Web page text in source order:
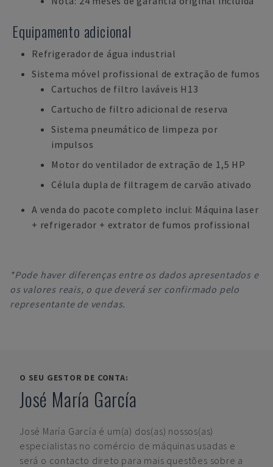
Equipamento adicional
Refrigerador de água industrial
Sistema móvel profissional de extração de fumos
Cartuchos de filtro laváveis H13
Cartucho de filtro adicional de reserva
Sistema pneumático de limpeza por
impulsos
Motor do ventilador de extração de 1,5 HP
Célula dupla de filtragem de carvão ativado
A venda do pacote completo inclui: Máquina laser
+ refrigerador + extrator de fumos profissional
*Pode haver diferenças entre os dados apresentados e
os valores reais, o que deverá ser confirmado pelo
representante de vendas.
O SEU GESTOR DE CONTA:
José María García
José María García é um(a) dos(as) nossos(as)
especialistas no comércio de máquinas usadas e
será o contacto direto para mais questões sobre a